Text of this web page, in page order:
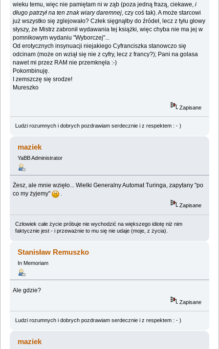
wieku temu, więc nie pamiętam ni w ząb (poza jedną frazą, ciekawe, i
długo patrzył na ten znak wiary daremnej , czy coś tak). A może starcowi
już wszystko się zglejowało? Człek sięgnąłby do źródeł, lecz z tyłu głowy
słyszy, że Mistrz zabronił wydawania tej książki, więc chyba nie ma jej w
pomnikowym wydaniu "Wyborczej"...
Od erotycznych insynuacji niejakiego Cyfranciszka stanowczo się
odcinam (może on wziął się nie z cyfry, lecz z francy?); Pani na golasa
nawet mi przez RAM nie przemknęła :-)
Pokombinuję.
I zemszczę się srodze!
Mureszko
Zapisane
Ludzi rozumnych i dobrych pozdrawiam serdecznie i z respektem : - )
maziek
YaBB Administrator
Żesz, ale mnie wzięło... Wielki Generalny Automat Turinga, zapytany "po
co my żyjemy"
.
Zapisane
Człowiek całe życie próbuje nie wychodzić na większego idiotę niż nim
faktycznie jest - i przeważnie to mu się nie udaje (moje, z życia).
Stanisław Remuszko
In Memoriam
Ale gdzie?
Zapisane
Ludzi rozumnych i dobrych pozdrawiam serdecznie i z respektem : - )
maziek